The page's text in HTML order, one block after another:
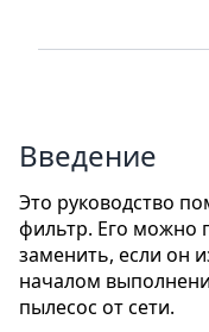
Введение
Это руководство
фильтр. Его можно
заменить, если он
началом
пылесос от сети.